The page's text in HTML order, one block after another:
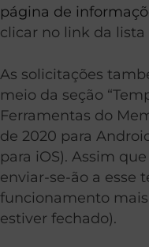
página de
clicar no link da lista
As solicitações
meio da seção
Ferramentas do
de 2020 para
para iOS). Assim
enviar-se-ão a esse
funcionamento
estiver fechado).